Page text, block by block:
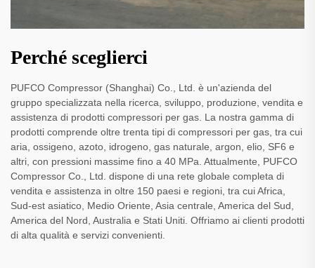
Perché sceglierci
PUFCO Compressor (Shanghai) Co., Ltd. è un'azienda del
gruppo specializzata nella ricerca, sviluppo, produzione, vendita e
assistenza di prodotti compressori per gas. La nostra gamma di
prodotti comprende oltre trenta tipi di compressori per gas, tra cui
aria, ossigeno, azoto, idrogeno, gas naturale, argon, elio, SF6 e
altri, con pressioni massime fino a 40 MPa. Attualmente, PUFCO
Compressor Co., Ltd. dispone di una rete globale completa di
vendita e assistenza in oltre 150 paesi e regioni, tra cui Africa,
Sud-est asiatico, Medio Oriente, Asia centrale, America del Sud,
America del Nord, Australia e Stati Uniti. Offriamo ai clienti prodotti
di alta qualità e servizi convenienti.